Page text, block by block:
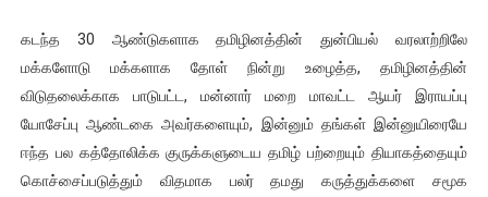
கடந்த 30 ஆண்டுகளாக தமிழினத்தின் துன்பியல் வரலாற்றிலே
மக்களோடு மக்களாக தோள் நின்று உழைத்த, தமிழினத்தின்
விடுதலைக்காக பாடுபட்ட, மன்னார் மறை மாவட்ட ஆயர் இராயப்பு
யோசேப்பு ஆண்டகை அவர்களையும், இன்னும் தங்கள் இன்னுயிரையே
ஈந்த பல கத்தோலிக்க குருக்களுடைய தமிழ் பற்றையும் தியாகத்தையும்
கொச்சைப்படுத்தும் விதமாக பலர் தமது கருத்துக்களை சமூக